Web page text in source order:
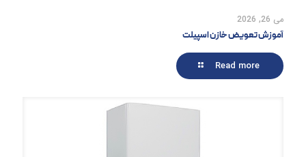
می 26, 2026
آموزش تعویض خازن اسپیلت
Read more